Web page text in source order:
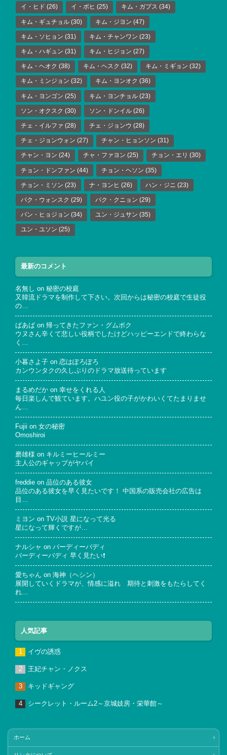
イ・ヒド (26) イ・ボヒ (25) キム・ガプス (34)
キム・ギュチョル (30) キム・ジヨン (47)
キム・ソヒョン (31) キム・チャンワン (23)
キム・ハギュン (31) キム・ヒジョン (27)
キム・ヘオク (38) キム・ヘスク (32) キム・ミギョン (32)
キム・ミンジョン (32) キム・ヨンオク (36)
キム・ヨンゴン (25) キム・ヨンチョル (23)
ソン・オクスク (30) ソン・ドンイル (26)
チェ・イルファ (28) チェ・ジョンウ (28)
チェ・ジョンウォン (27) チャン・ヒョンソン (31)
チャン・ヨン (24) チャ・ファヨン (25) チョン・エリ (30)
チョン・ドンファン (44) チョン・ヘソン (35)
チョン・ミソン (23) ナ・ヨンヒ (26) ハン・ジニ (23)
パク・ウォンスク (29) パク・クニョン (29)
パン・ヒョジョン (34) ユン・ジュサン (35)
ユン・ユソン (25)
最新のコメント
名無し on 秘密の校庭
又韓流ドラマを制作して下さい。次回からは秘密の校庭で生徒役
の…
ばあば on 帰ってきたファン・グムボク
ウヌさん辛くて悲しい役柄でしたけどハッピーエンドで終わらな
く…
小暮さよ子 on 恋はぽろぽろ
カンウンタクの久しぶりのドラマ放送待っています
まるめだか on 幸せをくれる人
毎日楽しんで観ています。ハユン役の子がかわいくてたまりませ
ん…
Fujii on 女の秘密
Omoshiroi
磨雄様 on キルミーヒールミー
主人公のギャップがヤバイ
freddie on 品位のある彼女
品位のある彼女を早く見たいです！ 中国系の販売会社の広告は
目…
ミヨン on
TV小説 星になって光る
星になって輝くですが…
ナルシャ on バーディーバディ
バーディーバディ 早く見たい❗
愛ちゃん on 海神（ヘシン）
展開していくドラマが、情感に溢れ 期待と刺激をもたらしてく
れ…
人気記事
イヴの誘惑
王妃チャン・ノクス
キッドギャング
シークレット・ルーム2～京城妓房・栄華館～
ホーム